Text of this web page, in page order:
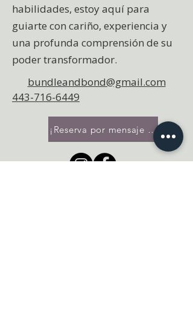
habilidades, estoy aquí para
guiarte con cariño, experiencia y
una profunda comprensión de su
poder transformador.
bundleandbond@gmail.com
443-716-6449
¡Reserva por mensaje de texto